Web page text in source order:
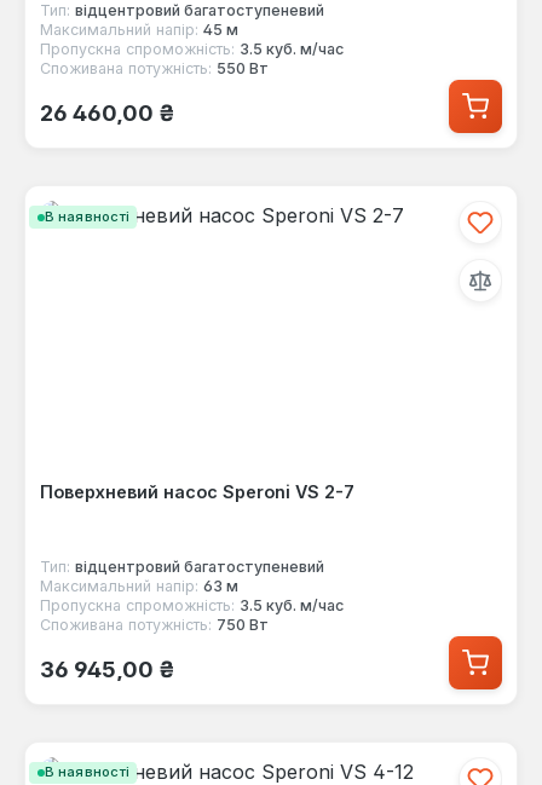
Тип: відцентровий багатоступеневий
Максимальний напір: 45 м
Пропускна спроможність: 3.5 куб. м/час
Споживана потужність: 550 Вт
Звичайна ціна:
26 460,00 ₴
В наявності
Поверхневий насос Speroni VS 2-7
Тип: відцентровий багатоступеневий
Максимальний напір: 63 м
Пропускна спроможність: 3.5 куб. м/час
Споживана потужність: 750 Вт
Звичайна ціна:
36 945,00 ₴
В наявності